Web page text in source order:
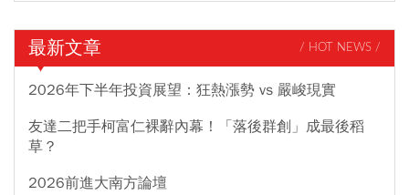
最新文章 / HOT NEWS /
2026年下半年投資展望：狂熱漲勢 vs 嚴峻現實
友達二把手柯富仁裸辭內幕！「落後群創」成最後稻
草？
2026前進大南方論壇